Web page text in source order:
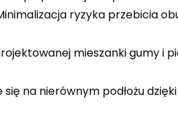
ryzyka przebicia
mieszanki gumy i
na nierównym podłożu